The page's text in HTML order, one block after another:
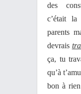
des
c’était
parents
devrais
ça, tu
qu’à
bon à